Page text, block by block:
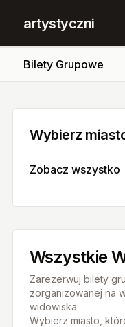
artystyczni
Bilety Grupowe
Wybierz
Zobacz wszystko
Wszystkie
Zarezerwuj bilety
zorganizowanej na
widowiska
Wybierz miasto,